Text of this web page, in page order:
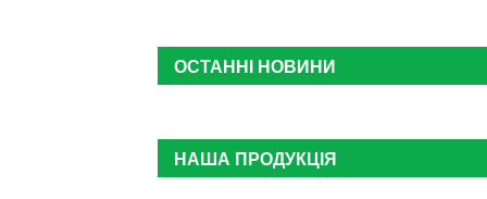
ОСТАННІ НОВИНИ
НАША ПРОДУКЦІЯ